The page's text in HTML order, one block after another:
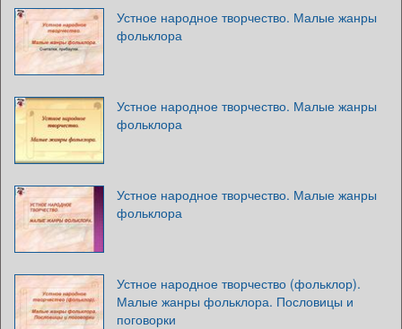
Устное народное творчество. Малые жанры
фольклора
Устное народное творчество. Малые жанры
фольклора
Устное народное творчество. Малые жанры
фольклора
Устное народное творчество (фольклор).
Малые жанры фольклора. Пословицы и
поговорки